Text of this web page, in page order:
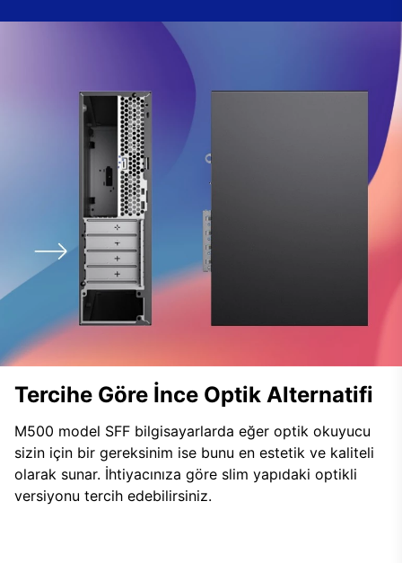
Tercihe Göre İnce Optik Alternatifi
M500 model SFF bilgisayarlarda eğer optik okuyucu
sizin için bir gereksinim ise bunu en estetik ve kaliteli
olarak sunar. İhtiyacınıza göre slim yapıdaki optikli
versiyonu tercih edebilirsiniz.